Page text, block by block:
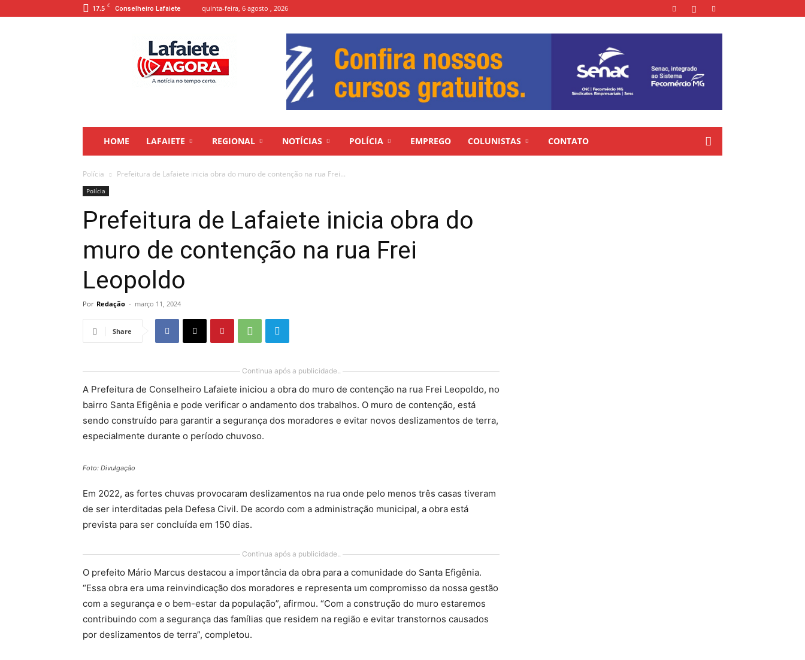
17.5 C Conselheiro Lafaiete quinta-feira, 6 agosto , 2026
HOME LAFAIETE REGIONAL NOTÍCIAS POLÍCIA EMPREGO COLUNISTAS CONTATO
Polícia Prefeitura de Lafaiete inicia obra do muro de contenção na rua Frei...
Polícia
Prefeitura de Lafaiete inicia obra do
muro de contenção na rua Frei
Leopoldo
Por Redação - março 11, 2024
Share
Continua após a publicidade..
A Prefeitura de Conselheiro Lafaiete iniciou a obra do muro de contenção na rua Frei Leopoldo, no
bairro Santa Efigênia e pode verificar o andamento dos trabalhos. O muro de contenção, está
sendo construído para garantir a segurança dos moradores e evitar novos deslizamentos de terra,
especialmente durante o período chuvoso.
Foto: Divulgação
Em 2022, as fortes chuvas provocaram deslizamentos na rua onde pelo menos três casas tiveram
de ser interditadas pela Defesa Civil. De acordo com a administração municipal, a obra está
prevista para ser concluída em 150 dias.
Continua após a publicidade..
O prefeito Mário Marcus destacou a importância da obra para a comunidade do Santa Efigênia.
“Essa obra era uma reinvindicação dos moradores e representa um compromisso da nossa gestão
com a segurança e o bem-estar da população”, afirmou. “Com a construção do muro estaremos
contribuindo com a segurança das famílias que residem na região e evitar transtornos causados
por deslizamentos de terra”, completou.